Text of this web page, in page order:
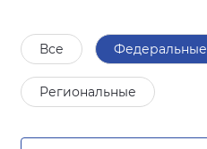
Все Федеральные
Региональные